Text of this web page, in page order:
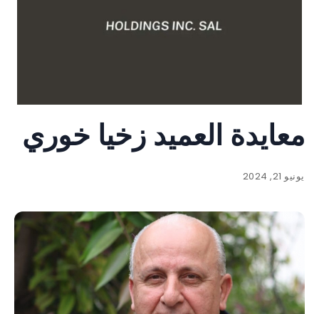
معايدة العميد زخيا خوري
يونيو 21, 2024